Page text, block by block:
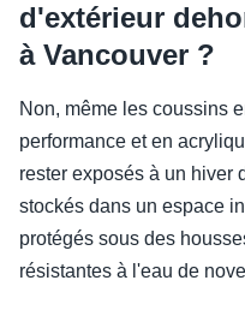
d'extérieur
à Vancouver ?
Non, même les coussins
performance et en
rester exposés à un hiver
stockés dans un espace
protégés sous des
résistantes à l'eau de